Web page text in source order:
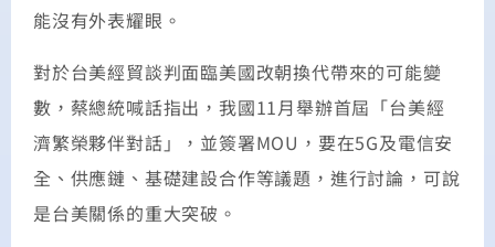
能沒有外表耀眼。
對於台美經貿談判面臨美國改朝換代帶來的可能變
數，蔡總統喊話指出，我國11月舉辦首屆「台美經
濟繁榮夥伴對話」，並簽署MOU，要在5G及電信安
全、供應鏈、基礎建設合作等議題，進行討論，可說
是台美關係的重大突破。